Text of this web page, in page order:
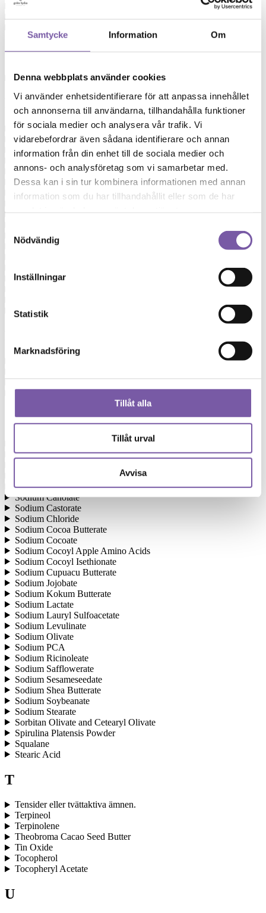
Samtycke Information Om
Denna webbplats använder cookies
Vi använder enhetsidentifierare för att anpassa innehållet
och annonserna till användarna, tillhandahålla funktioner
för sociala medier och analysera vår trafik. Vi
vidarebefordrar även sådana identifierare och annan
information från din enhet till de sociala medier och
annons- och analysföretag som vi samarbetar med.
Dessa kan i sin tur kombinera informationen med annan
information som du har tillhandahållit eller som de har
Nödvändig
Inställningar
Statistik
Marknadsföring
Tillåt alla
Tillåt urval
Avvisa
Mica
O
Opuntia Ficus Indica Seed Oil
Panthenol
Parfum
Pelargonium Graveolens Flower Oil
Pentylene Glycol
Pinene
Pogostemon Cablin Leaf Oil
Potassium Cocoa Butterate
Potassium Cupuacu Butterate
Potassium Jojobate
Potassium Shea Butterate
Potassium Tartrate
Rosa Damascena Flower
Rosmarinus Officinalis Leaf Oil
Sesamum Indicum Seed Oil
Simmondsia Chinensis Seed Oil
Sodium bicarbonate
Sodium Canolate
Sodium Castorate
Sodium Chloride
Sodium Cocoa Butterate
Sodium Cocoate
Sodium Cocoyl Apple Amino Acids
Sodium Cocoyl Isethionate
Sodium Cupuacu Butterate
Sodium Jojobate
Sodium Kokum Butterate
Sodium Lactate
Sodium Lauryl Sulfoacetate
Sodium Levulinate
Sodium Olivate
Sodium PCA
Sodium Ricinoleate
Sodium Safflowerate
Sodium Sesameseedate
Sodium Shea Butterate
Sodium Soybeanate
Sodium Stearate
Sorbitan Olivate and Cetearyl Olivate
Spirulina Platensis Powder
Squalane
Stearic Acid
T
Tensider eller tvättaktiva ämnen.
Terpineol
Terpinolene
Theobroma Cacao Seed Butter
Tin Oxide
Tocopherol
Tocopheryl Acetate
U